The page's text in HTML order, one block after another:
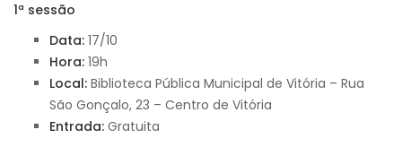
1ª sessão
Data: 17/10
Hora: 19h
Local: Biblioteca Pública Municipal de Vitória – Rua
São Gonçalo, 23 – Centro de Vitória
Entrada: Gratuita